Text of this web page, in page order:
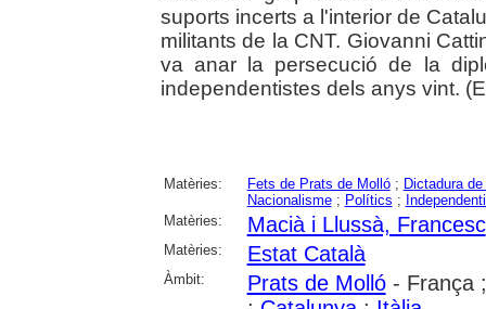
suports incerts a l'interior de
militants de la CNT. Giovanni
va anar la persecució de la
independentistes dels anys vint.
Matèries: Fets de Prats de Molló; Dictadura
Nacionalisme; Polítics ;
Matèries:
Macià i Llussà, Francesc
Matèries: Estat Català
Àmbit: Prats de Molló- França